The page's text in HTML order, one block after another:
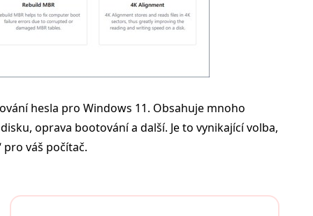
hesla pro Windows 11. Obsahuje mnoho
oprava bootování a další. Je to vynikající volba,
váš počítač.